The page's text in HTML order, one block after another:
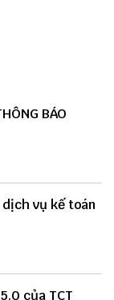
BÁO
vụ kế toán
của TCT